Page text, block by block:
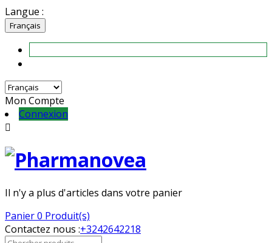
Langue :
Français
Mon Compte
Connexion

Il n'y a plus d'articles dans votre panier
Panier0 Produit(s)
Contactez nous :+3242642218